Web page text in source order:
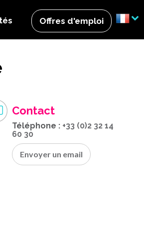
Offres d'emploi
Contact
Téléphone : +33 (0)2 32 14
60 30
Envoyer un email